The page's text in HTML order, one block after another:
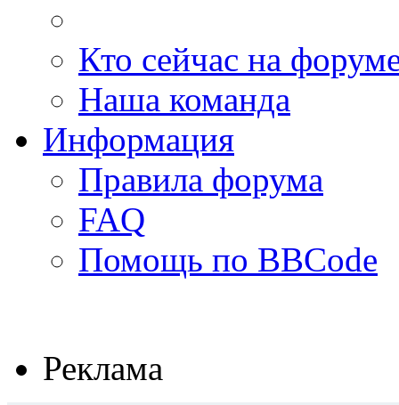
Кто сейчас на
Наша команда
Информация
Правила форума
FAQ
Помощь по BBCode
Реклама